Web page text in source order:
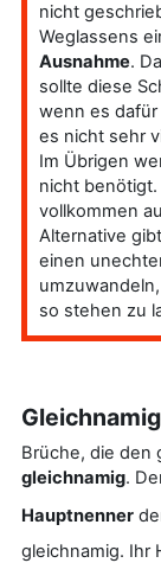
nicht
Weglassens
Ausnahme.
sollte diese
wenn es
es nicht sehr
Im Übrigen
nicht
vollkommen
Alternative
einen
so stehen zu
Brüche, die den
gleichnamig.
Hauptnenner
gleichnamig. Ihr